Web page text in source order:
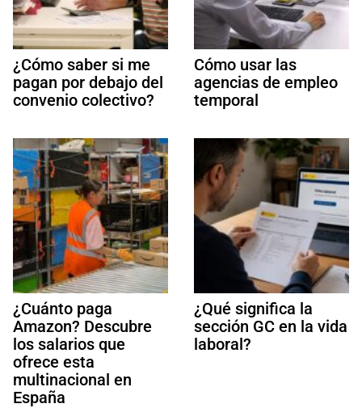
¿Cómo saber si me
pagan por debajo del
convenio colectivo?
Cómo usar las
agencias de empleo
temporal
¿Cuánto paga
Amazon? Descubre
los salarios que
ofrece esta
multinacional en
España
¿Qué significa la
sección GC en la vida
laboral?